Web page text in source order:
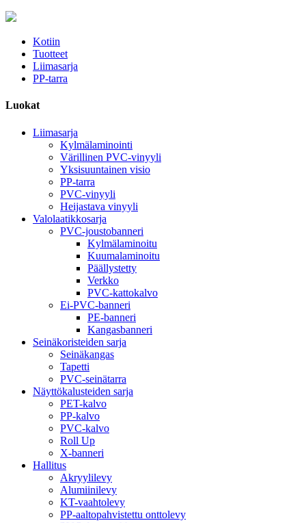
Kotiin
Tuotteet
Liimasarja
PP-tarra
Luokat
Liimasarja
Kylmälaminointi
Värillinen PVC-vinyyli
Yksisuuntainen visio
PP-tarra
PVC-vinyyli
Heijastava vinyyli
Valolaatikkosarja
PVC-joustobanneri
Kylmälaminoitu
Kuumalaminoitu
Päällystetty
Verkko
PVC-kattokalvo
Ei-PVC-banneri
PE-banneri
Kangasbanneri
Seinäkoristeiden sarja
Seinäkangas
Tapetti
PVC-seinätarra
Näyttökalusteiden sarja
PET-kalvo
PP-kalvo
PVC-kalvo
Roll Up
X-banneri
Hallitus
Akryylilevy
Alumiinilevy
KT-vaahtolevy
PP-aaltopahvistettu onttolevy